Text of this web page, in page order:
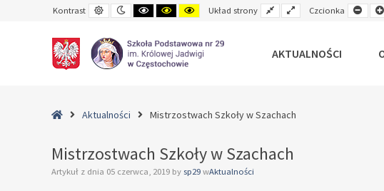
Mistrzostwach
Kontrast
Default
contrast
Night
contrast
Black
and
Black
and
Yellow
and
Układ strony
Fixed
layout
Wide
layout
Czcionka
Font
AKTUALNOŚCI
HomeAktualności Mistrzostwach Szkoły w Szachach
Mistrzostwach Szkoły w Szachach
Artykuł z dnia 05 czerwca, 2019 by sp29 wAktualności